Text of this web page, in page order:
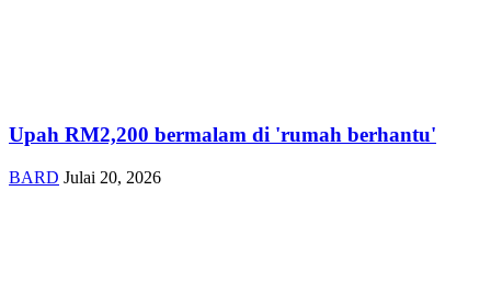
Upah RM2,200 bermalam di 'rumah berhantu'
BARD Julai 20, 2026